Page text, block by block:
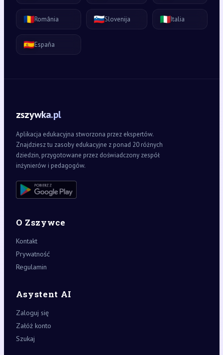
🇷🇴România 🇸🇮Slovenija 🇮🇹Italia
🇪🇸España
zszywka.pl
Aplikacja edukacyjna stworzona przez ekspertów.
Znajdziesz tu zasoby edukacyjne z ponad 20 różnych
dziedzin, przygotowane przez doświadczony zespół
inżynierów i pedagogów.
O Zszywce
Kontakt
Prywatność
Regulamin
Asystent AI
Zaloguj się
Załóż konto
Szukaj